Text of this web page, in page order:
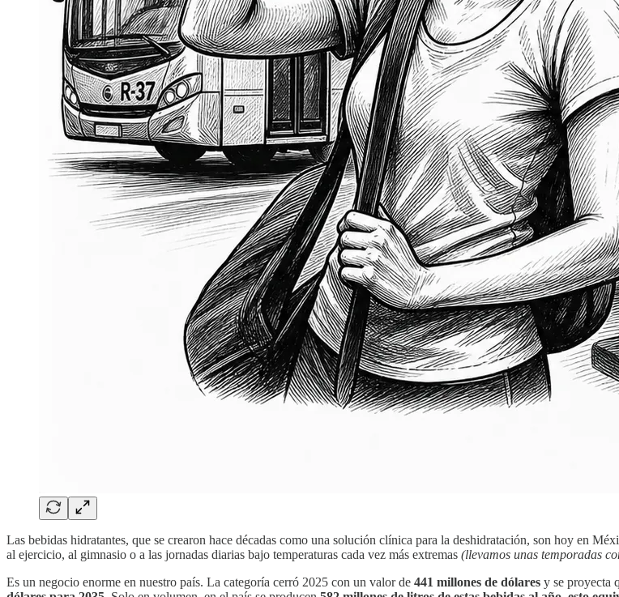
Las bebidas hidratantes, que se crearon hace décadas como una solución clínica para la deshidratación, son hoy en
al ejercicio, al gimnasio o a las jornadas diarias bajo temperaturas cada vez más extremas (llevamos unas temporadas
Es un negocio enorme en nuestro país. La categoría cerró 2025 con un valor de 441 millones de dólares y se proyecta